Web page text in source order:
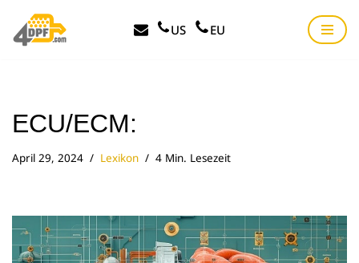
Zum
US EU
ECU/ECM:
April 29, 2024 Lexikon 4 Min. Lesezeit